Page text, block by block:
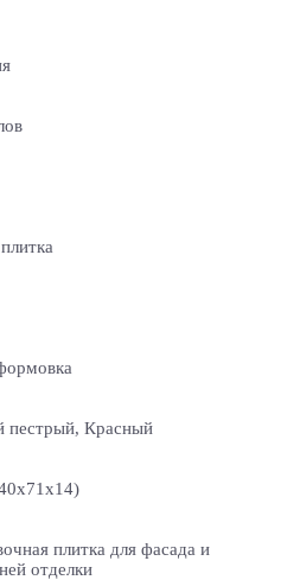
пестрый, Красный
плитка для фасада и
отделки